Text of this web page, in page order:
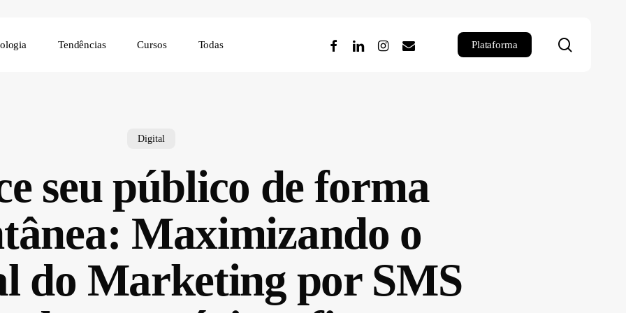
Tendências Cursos Todas Plataforma
facebooklinkedininstagram
email
Digital
seu público de forma
Maximizando o
do Marketing por SMS